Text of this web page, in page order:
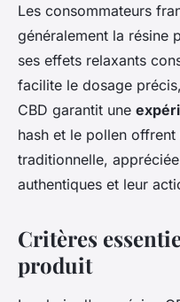
Les consommateurs
généralement la résine
ses effets relaxants
facilite le dosage
CBD garantit une
hash et le pollen
traditionnelle,
authentiques et leur
Critères
produit